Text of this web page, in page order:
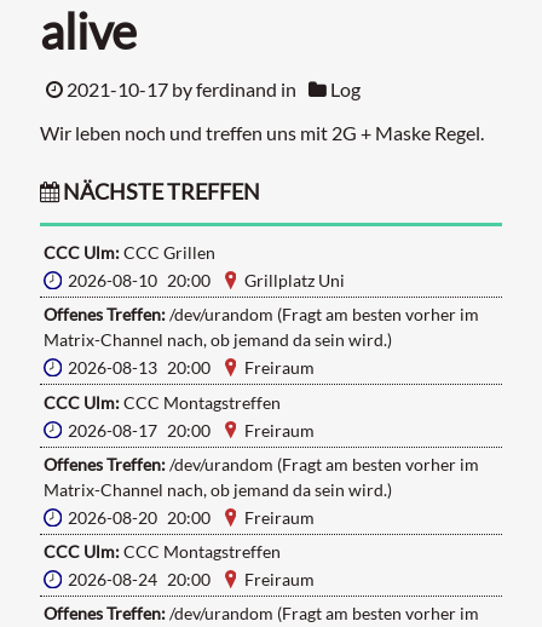
alive
2021-10-17 by ferdinand in
Log
Wir leben noch und treffen uns mit 2G + Maske Regel.
NÄCHSTE TREFFEN
CCC Ulm:CCC Grillen
2026-08-10 20:00
Grillplatz Uni
Offenes Treffen:/dev/urandom (Fragt am besten vorher im
Matrix-Channel nach, ob jemand da sein wird.)
2026-08-13 20:00
Freiraum
CCC Ulm:CCC Montagstreffen
2026-08-17 20:00
Freiraum
Offenes Treffen:/dev/urandom (Fragt am besten vorher im
Matrix-Channel nach, ob jemand da sein wird.)
2026-08-20 20:00
Freiraum
CCC Ulm:CCC Montagstreffen
2026-08-24 20:00
Freiraum
Offenes Treffen:/dev/urandom (Fragt am besten vorher im